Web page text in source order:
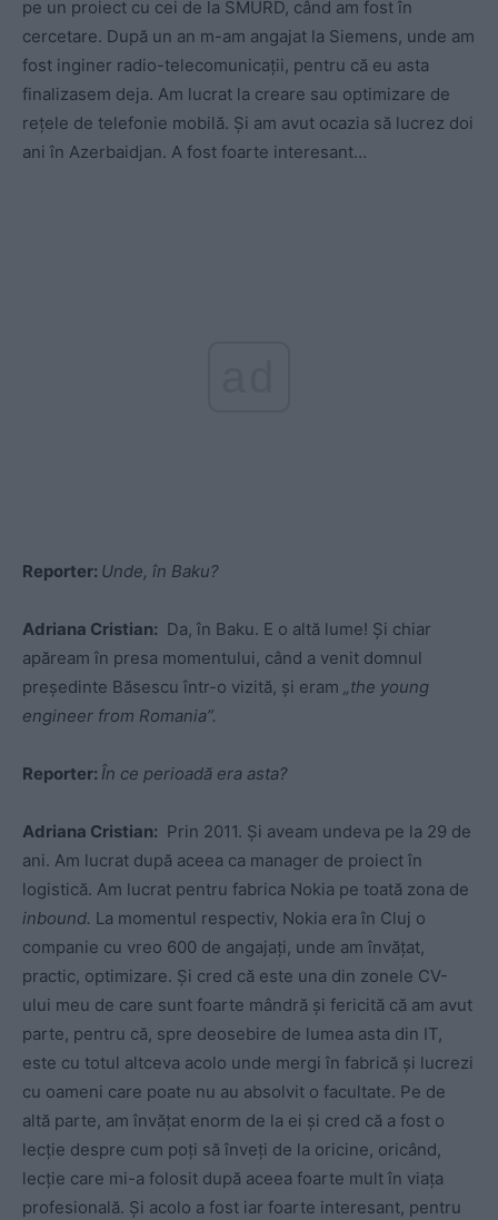
pe un proiect cu cei de la SMURD, când am fost în
cercetare. După un an m-am angajat la Siemens, unde am
fost inginer radio-telecomunicații, pentru că eu asta
finalizasem deja. Am lucrat la creare sau optimizare de
rețele de telefonie mobilă. Și am avut ocazia să lucrez doi
ani în Azerbaidjan. A fost foarte interesant…
Reporter: Unde, în Baku?
Adriana Cristian: Da, în Baku. E o altă lume! Și chiar
apăream în presa momentului, când a venit domnul
președinte Băsescu într-o vizită, și eram „the young
engineer from Romania”.
Reporter: În ce perioadă era asta?
Adriana Cristian: Prin 2011. Și aveam undeva pe la 29 de
ani. Am lucrat după aceea ca manager de proiect în
logistică. Am lucrat pentru fabrica Nokia pe toată zona de
inbound. La momentul respectiv, Nokia era în Cluj o
companie cu vreo 600 de angajați, unde am învățat,
practic, optimizare. Și cred că este una din zonele CV-
ului meu de care sunt foarte mândră și fericită că am avut
parte, pentru că, spre deosebire de lumea asta din IT,
este cu totul altceva acolo unde mergi în fabrică și lucrezi
cu oameni care poate nu au absolvit o facultate. Pe de
altă parte, am învățat enorm de la ei și cred că a fost o
lecție despre cum poți să înveți de la oricine, oricând,
lecție care mi-a folosit după aceea foarte mult în viața
profesională. Și acolo a fost iar foarte interesant, pentru